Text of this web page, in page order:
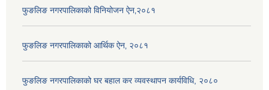
फुङलिङ नगरपालिकाको विनियोजन ऐन‚२०८१
फुङलिङ नगरपालिकाको आर्थिक ऐन‚ २०८१
फुङलिङ नगरपालिकाको घर बहाल कर व्यवस्थापन कार्यविधि, २०८०